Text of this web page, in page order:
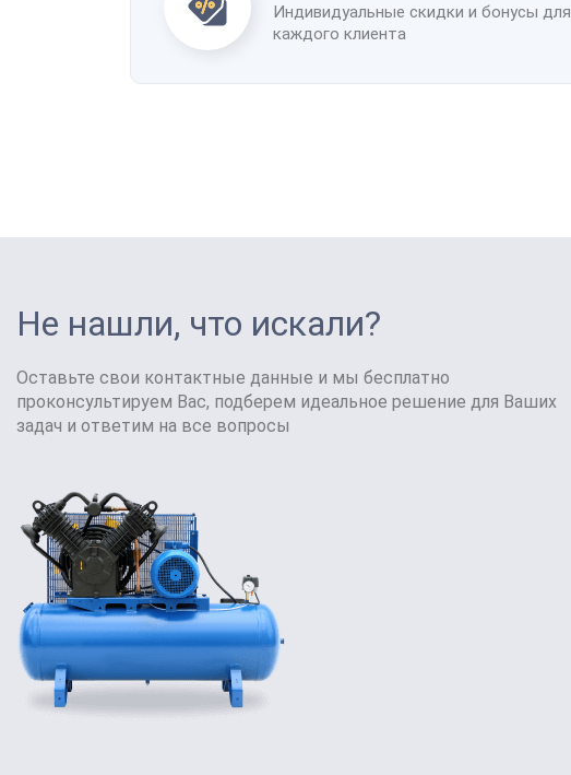
Индивидуальные скидки и бонусы для
каждого клиента
Не нашли, что искали?
Оставьте свои контактные данные и мы бесплатно
проконсультируем Вас, подберем идеальное решение для Ваших
задач и ответим на все вопросы